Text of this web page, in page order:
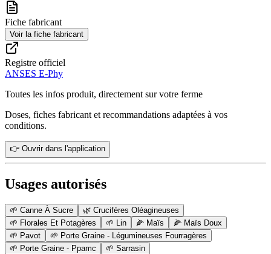
Fiche fabricant
Voir la fiche fabricant
Registre officiel
ANSES E-Phy
Toutes les infos produit, directement sur votre ferme
Doses, fiches fabricant et recommandations adaptées à vos
conditions.
👉 Ouvrir dans l'application
Usages autorisés
🌱 Canne À Sucre 🌿 Crucifères Oléagineuses
🌱 Florales Et Potagères 🌱 Lin 🌽 Maïs 🌽 Maïs Doux
🌱 Pavot 🌱 Porte Graine - Légumineuses Fourragères
🌱 Porte Graine - Ppamc 🌱 Sarrasin